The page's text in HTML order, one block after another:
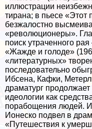
иллюстрации
тирана; в пьесе
безжалостно
«революционеры».
поиск утраченного
«Жажде и голоде»
«литературных»
последовательно
Ибсена, Кафки,
драматург продолжает
идеологии как
порабощения людей.
Ионеско подвел в
«Путешествия к